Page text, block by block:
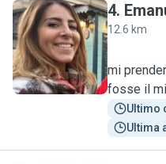
E
4.
12.6 km
mi
fosse il
Ultimo
Ultima